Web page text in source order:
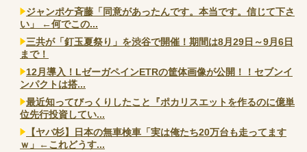
ジャンポケ斉藤「同意があったんです。本当です。信じて下さ
い」 ←何でこの...
三共が「釘玉夏祭り」を渋谷で開催！期間は8月29日～9月6日
まで！
12月導入！LゼーガペインETRの筐体画像が公開！！セブンイ
ンパクトは搭...
最近知ってびっくりしたこと『ポカリスエットを作るのに億単
位先行投資してい...
【ヤバ杉】日本の無車検車「実は俺たち20万台も走ってます
ｗ」←これどうす...